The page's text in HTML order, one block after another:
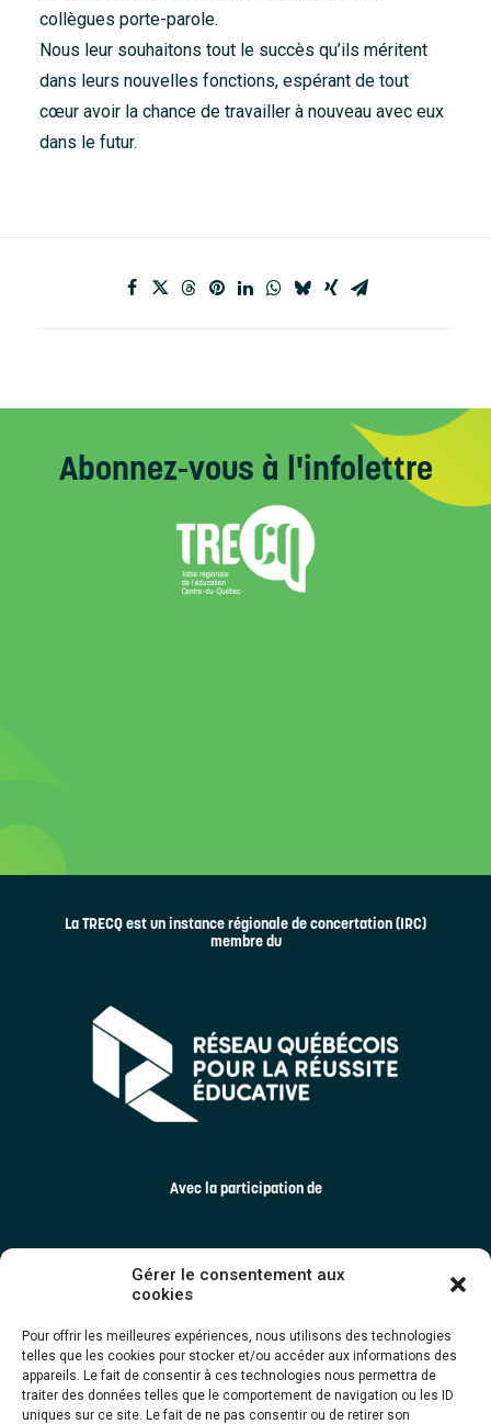
Gérer le consentement aux
cookies
Pour offrir les meilleures expériences, nous utilisons des technologies
telles que les cookies pour stocker et/ou accéder aux informations des
appareils. Le fait de consentir à ces technologies nous permettra de
traiter des données telles que le comportement de navigation ou les ID
uniques sur ce site. Le fait de ne pas consentir ou de retirer son
collègues porte-parole.
Nous leur souhaitons tout le succès qu’ils méritent
dans leurs nouvelles fonctions, espérant de tout
cœur avoir la chance de travailler à nouveau avec eux
dans le futur.
Abonnez-vous à l'infolettre
La TRECQ est un instance régionale de concertation (IRC)
membre du
Avec la participation de